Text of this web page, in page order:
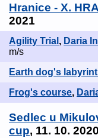
Hranice - X.
2021
Agility Trial , Daria
m/s
Earth dog's
Frog's course,
Sedlec u
cup, 11. 10. 2020